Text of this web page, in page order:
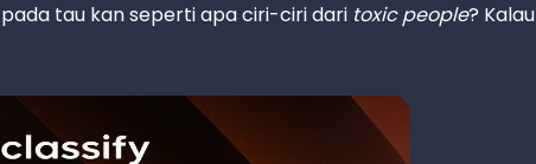
pada tau kan seperti apa ciri-ciri dari toxic people? Kalau